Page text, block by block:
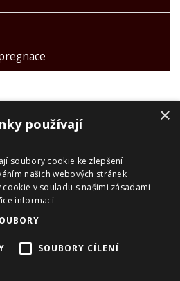
ZÁKAZNÍKY
podmínky
řád
OU
pásy Montana
×
používají
soubory cookie ke zlepšení
našich webových stránek
v souladu s našimi zásadami
informací
SOUBORY CÍLENÍ